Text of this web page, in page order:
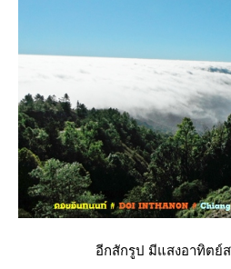
อีกสักรูป มีแสงอาทิตย์